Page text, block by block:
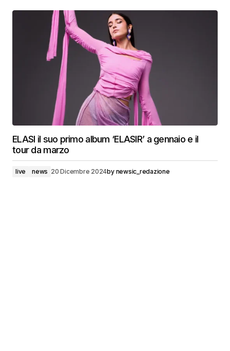
ELASI il suo primo album ‘ELASIR’ a gennaio e il
tour da marzo
live news 20 Dicembre 2024by newsic_redazione